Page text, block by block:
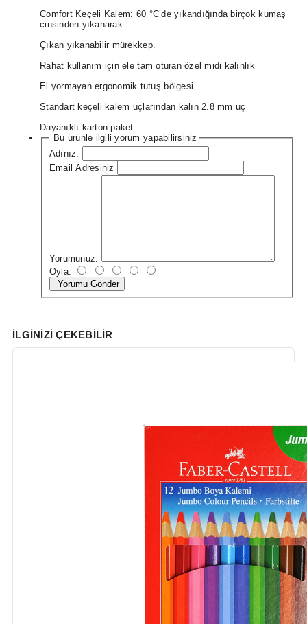
Comfort Keçeli Kalem: 60 °C’de yıkandığında birçok kumaş
cinsinden yıkanarak
Çıkan yıkanabilir mürekkep.
Rahat kullanım için ele tam oturan özel midi kalınlık
El yormayan ergonomik tutuş bölgesi
Standart keçeli kalem uçlarından kalın 2.8 mm uç
Dayanıklı karton paket
Bu ürünle ilgili yorum yapabilirsiniz
Adınız:
Email Adresiniz
Yorumunuz:
Oyla:
Yorumu Gönder
İLGINIZI ÇEKEBILIR